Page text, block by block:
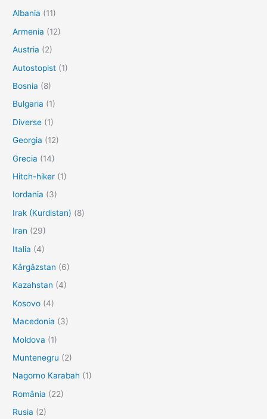
Albania (11)
Armenia (12)
Austria (2)
Autostopist (1)
Bosnia (8)
Bulgaria (1)
Diverse (1)
Georgia (12)
Grecia (14)
Hitch-hiker (1)
Iordania (3)
Irak (Kurdistan) (8)
Iran (29)
Italia (4)
Kârgâzstan (6)
Kazahstan (4)
Kosovo (4)
Macedonia (3)
Moldova (1)
Muntenegru (2)
Nagorno Karabah (1)
România (22)
Rusia (2)